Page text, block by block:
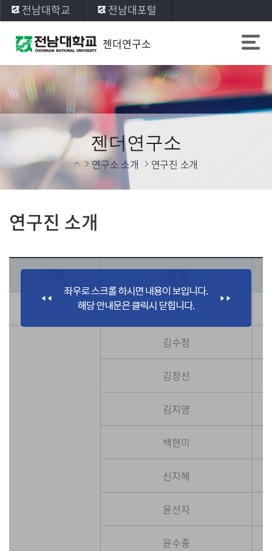
전남대학교 전남대포털
젠더연구소
젠더연구소
연구소 소개 연구진 소개
연구진 소개
직함 성 명
노고운
김수정
김정선
김지영
백현미
신지혜
윤선자
윤수종